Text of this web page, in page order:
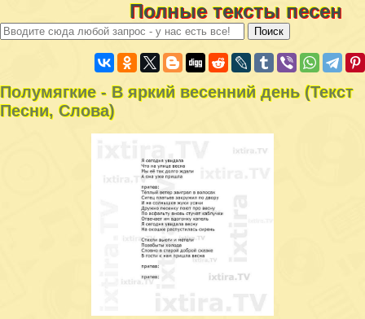
Полные тексты песен
Полумягкие - В яркий весенний день (Текст
Песни, Слова)